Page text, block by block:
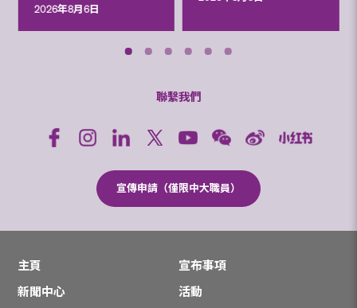
2026年8月6日
聯繫我們
宣傳申請（僅限中大職員）
主頁
宣布事項
新聞中心
活動